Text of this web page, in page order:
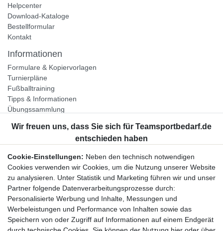
Helpcenter
Download-Kataloge
Bestellformular
Kontakt
Informationen
Formulare & Kopiervorlagen
Turnierpläne
Fußballtraining
Tipps & Informationen
Übungssammlung
Unternehmen
Widerrufsrecht
Bestellung widerrufen
Datenschutzerklärung
AGB
Impressum
Cookie-Einstellungen: Neben den technisch notwendigen
Cookies verwenden wir Cookies, um die Nutzung unserer Website
zu analysieren. Unter Statistik und Marketing führen wir und unser
Partner folgende Datenverarbeitungsprozesse durch:
Personalisierte Werbung und Inhalte, Messungen und
Werbeleistungen und Performance von Inhalten sowie das
Speichern von oder Zugriff auf Informationen auf einem Endgerät